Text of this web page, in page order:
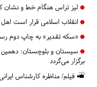
لیز تراس هنگام خط و نشان
انقلاب اسلامی قرار است
«سکه تقدیر» به چاپ دوم
سیستان و بلوچستان: دهمین
برگزار می‌گردد
فیلم/ مناظره کارشناس